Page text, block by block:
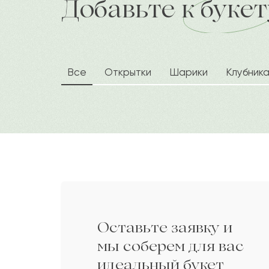
незабываемого сюрприза.
доставка по городу в течение
Вероника
Гульниса
Добавьте к
Все Открытки Шарики
Оставьте заявку и
мы соберем для вас